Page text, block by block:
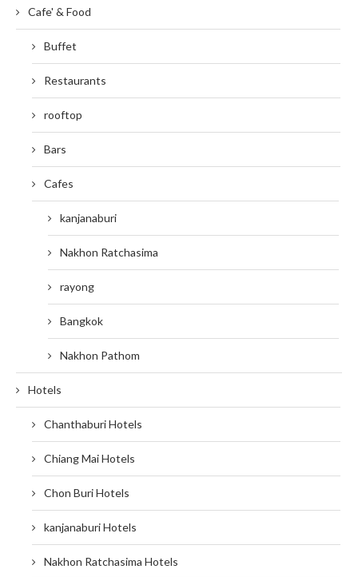
Cafe' & Food
Buffet
Restaurants
rooftop
Bars
Cafes
kanjanaburi
Nakhon Ratchasima
rayong
Bangkok
Nakhon Pathom
Hotels
Chanthaburi Hotels
Chiang Mai Hotels
Chon Buri Hotels
kanjanaburi Hotels
Nakhon Ratchasima Hotels